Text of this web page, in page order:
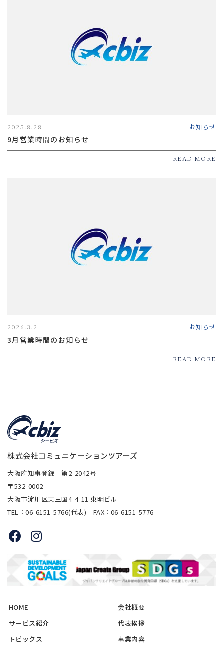
2025.8.28 お知らせ
9月営業時間のお知らせ
READ MORE
2026.3.2 お知らせ
3月営業時間のお知らせ
READ MORE
株式会社コミュニケーションツアーズ
大阪府知事登録 第2-2042号
〒532-0002
大阪市淀川区東三国4-4-11 東明ビル
TEL：06-6151-5766(代表) FAX：06-6151-5776
HOME
サービス紹介
トピックス
会社概要
代表挨拶
事業内容